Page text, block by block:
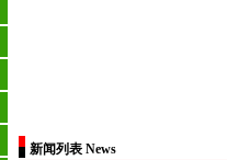
新闻列表 News